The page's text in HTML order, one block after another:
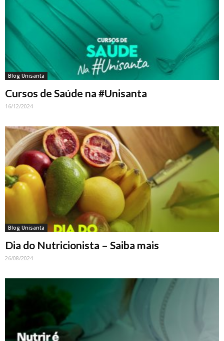
Blog Unisanta
Cursos de Saúde na #Unisanta
16/12/2024
Blog Unisanta
Dia do Nutricionista – Saiba mais
26/08/2024